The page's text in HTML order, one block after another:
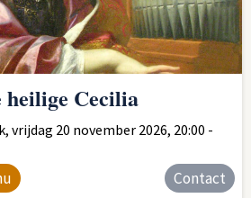
heilige Cecilia
vrijdag 20 november 2026, 20:00 -
Contact